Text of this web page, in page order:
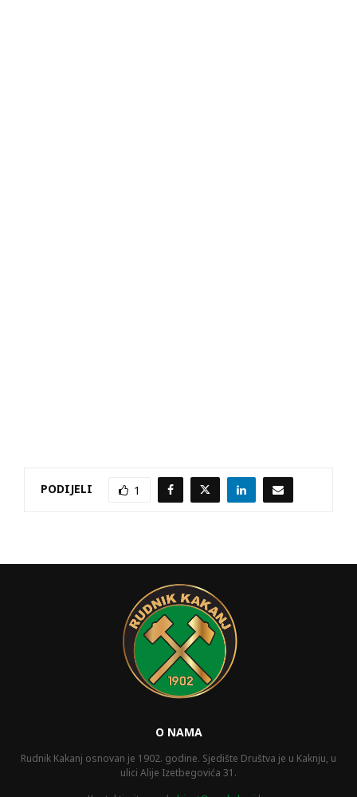
PODIJELI 1
O NAMA
Rudnik Kakanj osnovan je 1902. godine. Sjedište Društva je u Kaknju, u
ulici Alije Izetbegovića 31.